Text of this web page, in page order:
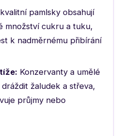
pamlsky obsahují
množství cukru a tuku,
k nadměrnému přibírání
Konzervanty a umělé
žaludek a střeva,
průjmy nebo